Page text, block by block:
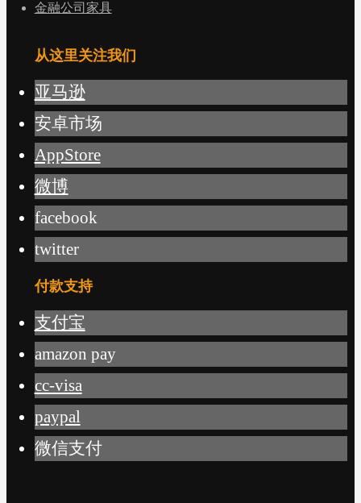
金融公司家具
从这里关注我们
亚马逊
安卓市场
AppStore
微博
facebook
twitter
付款支持
支付宝
amazon pay
cc-visa
paypal
微信支付